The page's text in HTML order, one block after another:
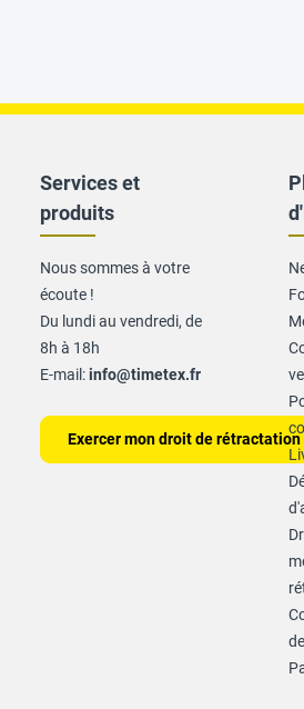
Services et
produits
Nous sommes à votre
écoute !
Du lundi au vendredi, de
8h à 18h
E-mail:info@timetex.fr
Exercer mon droit de rétractation